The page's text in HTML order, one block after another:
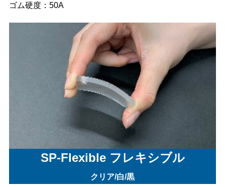
ゴム硬度：50A
SP-Flexible フレキシブル
クリア/白/黒